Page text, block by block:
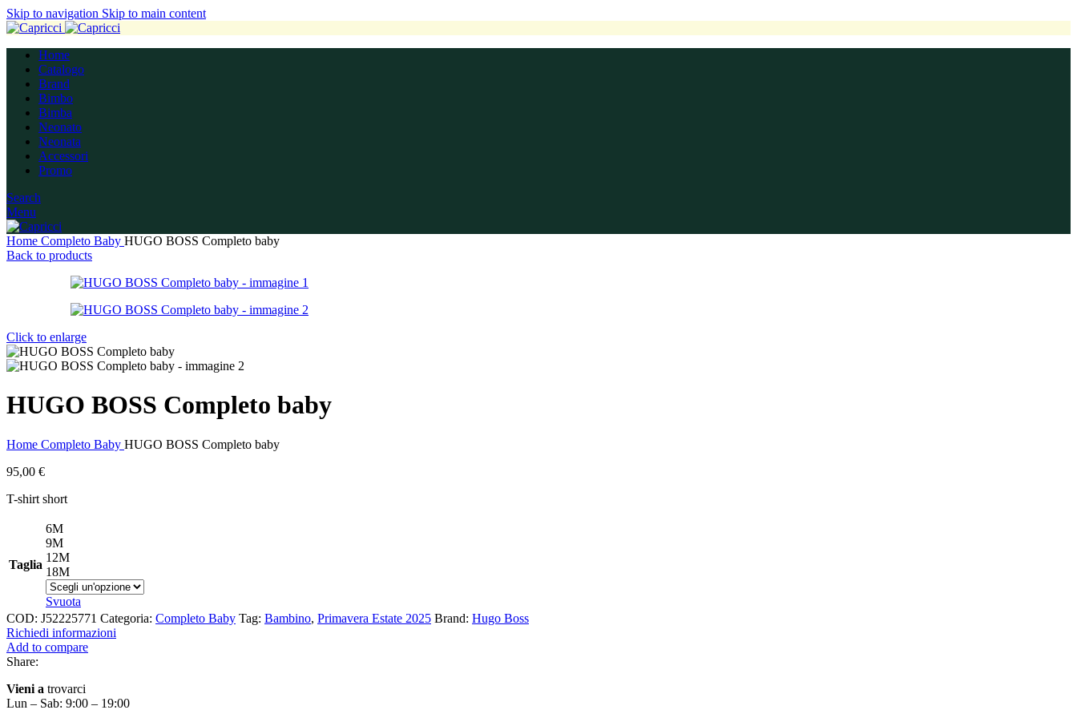
Skip to navigation Skip to main content
Home
Catalogo
Brand
Bimbo
Bimba
Neonato
Neonata
Accessori
Promo
Search
Menu
Home Completo Baby HUGO BOSS Completo baby
Back to products
Click to enlarge
HUGO BOSS Completo baby
Home Completo Baby HUGO BOSS Completo baby
95,00 €
T-shirt short
Taglia
6M
9M
12M
18M
Svuota
COD: J52225771 Categoria: Completo Baby Tag: Bambino, Primavera Estate 2025 Brand: Hugo Boss
Richiedi informazioni
Add to compare
Share:
Vieni a trovarci
Lun – Sab: 9:00 – 19:00